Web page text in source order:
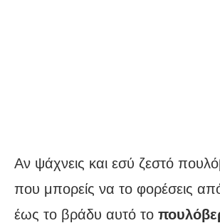
Αν ψάχνεις και εσύ ζεστό
που μπορείς να το φορέσεις
έως το βράδυ αυτό το